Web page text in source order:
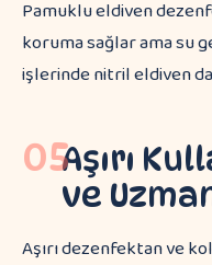
Pamuklu eldiven
koruma sağlar ama su
işlerinde nitril eldiven
05Aşırı
ve
Aşırı dezenfektan ve